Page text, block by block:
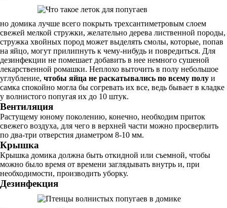
но домика лучше всего покрыть трехсантиметровым слоем
свежей мелкой стружки, желательно дерева лиственной породы,
стружка хвойных пород может выделять смолы, которые, попав
на яйцо, могут прилипнуть к чему-нибудь и повредиться. Для
дезинфекции не помешает добавить в нее немного сушеной
лекарственной ромашки. Неплохо выточить в полу небольшое
углубление, чтобы яйца не раскатывались по всему полу и
самка спокойно могла бы согревать их все, ведь бывает в кладке
у волнистого попугая их до 10 штук.
Вентиляция
Растущему юному поколению, конечно, необходим приток
свежего воздуха, для чего в верхней части можно просверлить
по два-три отверстия диаметром 8-10 мм.
Крышка
Крышка домика должна быть откидной или съемной, чтобы
можно было время от времени заглядывать внутрь и, при
необходимости, производить уборку.
Дезинфекция